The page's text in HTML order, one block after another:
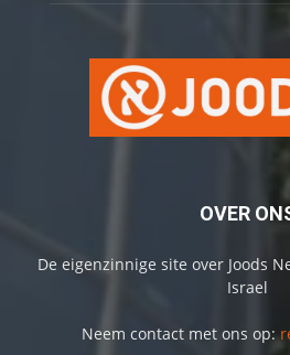
OVER
De eigenzinnige site over Joods
Israel
Neem contact met ons op: